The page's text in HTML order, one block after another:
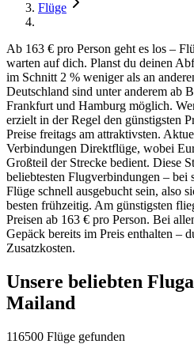
Flüge
Ab 163 € pro Person geht es los –
warten auf dich. Planst du deinen
im Schnitt 2 % weniger als an
Deutschland sind unter anderem ab
Frankfurt und Hamburg möglich.
erzielt in der Regel den günstigsten
Preise freitags am attraktivsten.
Verbindungen Direktflüge, wobei
Großteil der Strecke bedient. Diese
beliebtesten Flugverbindungen – bei
Flüge schnell ausgebucht sein, also
besten frühzeitig. Am günstigsten
Preisen ab 163 € pro Person. Bei
Gepäck bereits im Preis enthalten –
Zusatzkosten.
Unsere beliebten
Mailand
116500 Flüge gefunden